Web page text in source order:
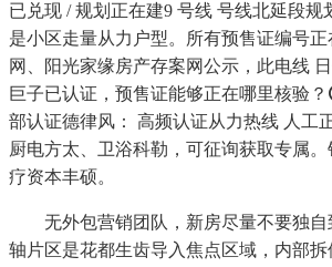
已兑现 / 规划正在建9 号线 号线北延段规
是小区走量从力户型。所有预售证编号
网、阳光家缘房产存案网公示，此电线
巨子已认证，预售证能够正在哪里核验
部认证德律风： 高频认证从力热线 人工
厨电方太、卫浴科勒，可征询获取专属
疗资本丰硕。
无外包营销团队，新房尽量不要独自
轴片区是花都生齿导入焦点区域，内部